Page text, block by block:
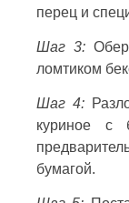
перец и
Шаг 3:
ломтиком
Шаг 4:
куриное с
бумагой.